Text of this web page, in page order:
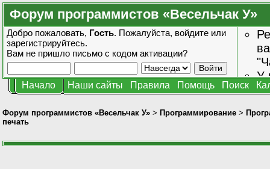
Форум программистов «Весельчак У»
Добро пожаловать, Гость. Пожалуйста, войдите или
зарегистрируйтесь.
Вам не пришло письмо с кодом активации?
У
Начало Наши сайты Правила Помощь Поиск
Форум программистов «Весельчак У» > Программирование >
печать